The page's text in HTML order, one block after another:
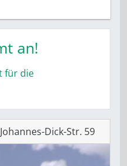
an!
für die
Dick-Str. 59